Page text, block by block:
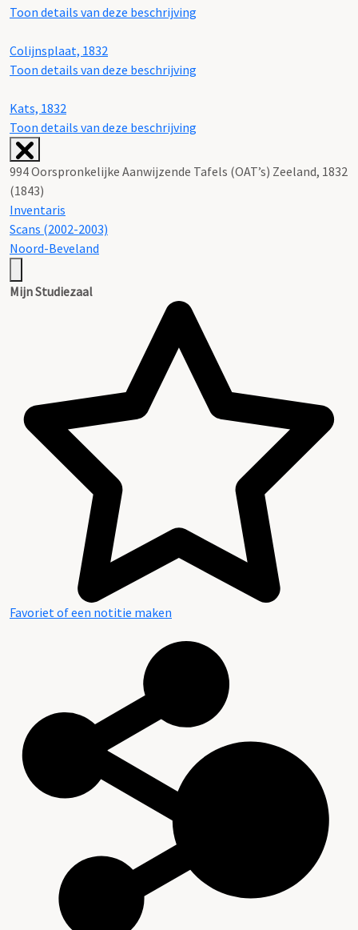
Toon details van deze beschrijving
Colijnsplaat, 1832
Toon details van deze beschrijving
Kats, 1832
Toon details van deze beschrijving
994 Oorspronkelijke Aanwijzende Tafels (OAT’s) Zeeland, 1832
(1843)
Inventaris
Scans (2002-2003)
Noord-Beveland
Mijn Studiezaal
Favoriet of een notitie maken